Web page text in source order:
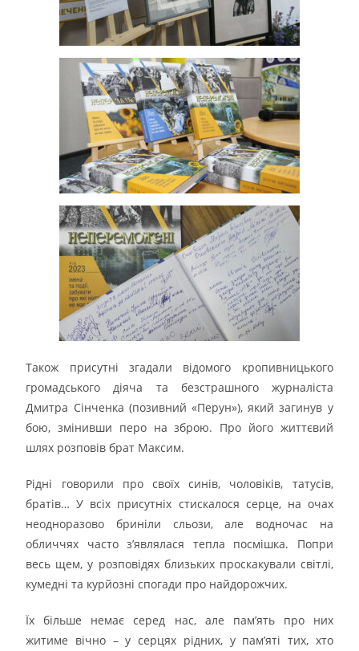
Також присутні згадали відомого кропивницького
громадського діяча та безстрашного журналіста
Дмитра Сінченка (позивний «Перун»), який загинув у
бою, змінивши перо на зброю. Про його життєвий
шлях розповів брат Максим.
Рідні говорили про своїх синів, чоловіків, татусів,
братів… У всіх присутніх стискалося серце, на очах
неодноразово бриніли сльози, але водночас на
обличчях часто з’являлася тепла посмішка. Попри
весь щем, у розповідях близьких проскакували світлі,
кумедні та курйозні спогади про найдорожчих.
Їх більше немає серед нас, але пам’ять про них
житиме вічно – у серцях рідних, у пам’яті тих, хто